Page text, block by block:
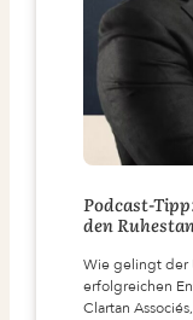
Podcast-
den
Wie gelingt der
erfolgreichen
Clartan